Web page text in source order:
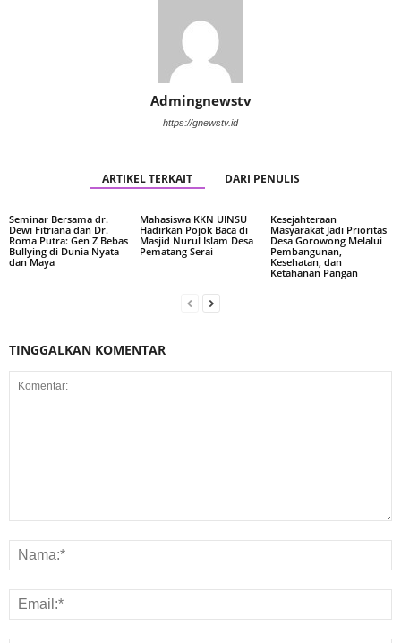
Admingnewstv
https://gnewstv.id
ARTIKEL TERKAIT DARI PENULIS
Seminar Bersama dr.
Dewi Fitriana dan Dr.
Roma Putra: Gen Z Bebas
Bullying di Dunia Nyata
dan Maya
Mahasiswa KKN UINSU
Hadirkan Pojok Baca di
Masjid Nurul Islam Desa
Pematang Serai
Kesejahteraan
Masyarakat Jadi Prioritas
Desa Gorowong Melalui
Pembangunan,
Kesehatan, dan
Ketahanan Pangan
TINGGALKAN KOMENTAR